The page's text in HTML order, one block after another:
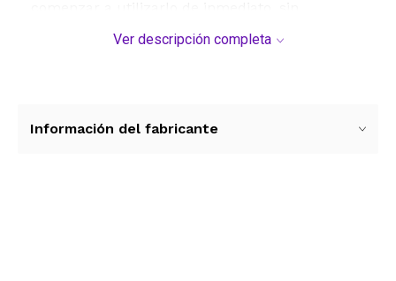
descargas de software adicionales.
durante las conversaciones intensas. Es la
Ver descripción completa
Información del fabricante